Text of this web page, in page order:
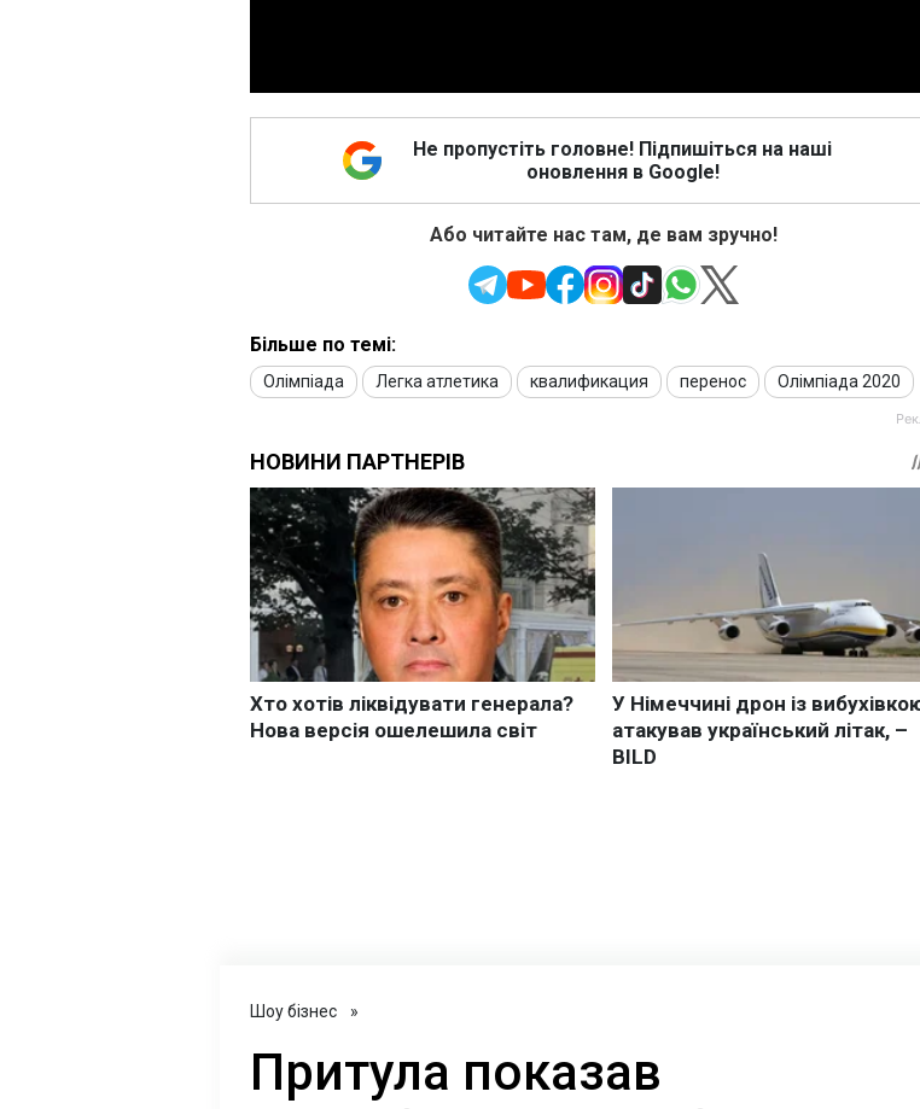
Не пропустіть головне! Підпишіться на наші
оновлення в Google!
Або читайте нас там, де вам зручно!
Більше по темі:
Олімпіада Легка атлетика квалификация перенос Олімпіада 2020
Шоу бізнес »
Притула показав